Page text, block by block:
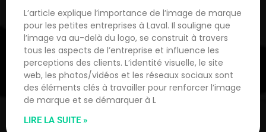
L’article explique l’importance de l’image de marque
pour les petites entreprises à Laval. Il souligne que
l’image va au-delà du logo, se construit à travers
tous les aspects de l’entreprise et influence les
perceptions des clients. L’identité visuelle, le site
web, les photos/vidéos et les réseaux sociaux sont
des éléments clés à travailler pour renforcer l’image
de marque et se démarquer à L
LIRE LA SUITE »